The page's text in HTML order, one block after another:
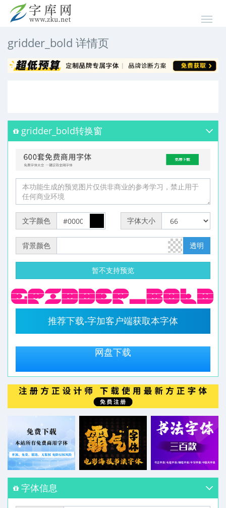
gridder_bold 详情页
gridder_bold转换窗
文字颜色 字体大小
背景颜色 透明
暂不支持预览
推荐下载-字加客户端获取本字体
网盘下载
字体信息